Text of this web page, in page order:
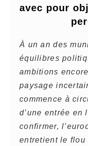
avec pour
À un an des
équilibres
ambitions
paysage
commence à
d’une entrée en
confirmer,
entretient le flou